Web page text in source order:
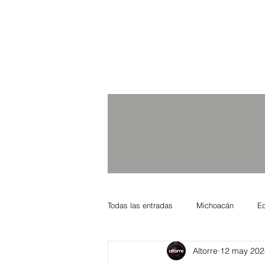
Todas las entradas Michoacán
Nacional Internacional
Altorre 12 may